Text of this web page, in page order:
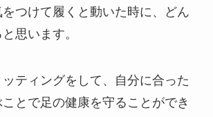
つけて履くと動いた時に、どん
思います。
ティングをして、自分に合った
とで足の健康を守ることができ